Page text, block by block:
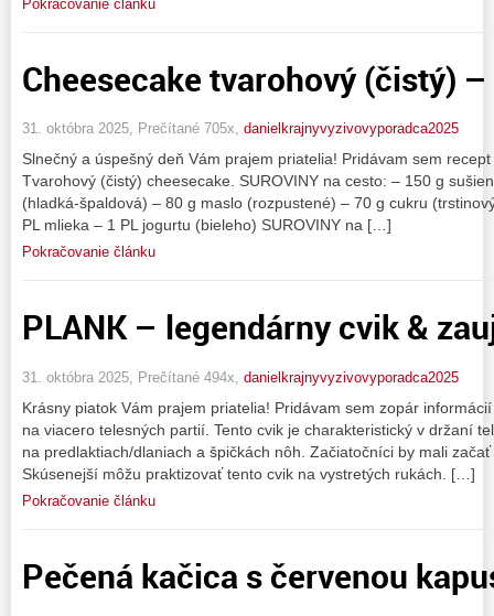
Pokračovanie článku
Cheesecake tvarohový (čistý) –
31. októbra 2025, Prečítané 705x, danielkrajnyvyzivovyporadca2025
Slnečný a úspešný deň Vám prajem priatelia! Pridávam sem
Tvarohový (čistý) cheesecake. SUROVINY na cesto: – 150 g
(hladká-špaldová) – 80 g maslo (rozpustené) – 70 g cukru
PL mlieka – 1 PL jogurtu (bieleho) SUROVINY na […]
Pokračovanie článku
PLANK – legendárny cvik &
31. októbra 2025, Prečítané 494x, danielkrajnyvyzivovyporadca2025
Krásny piatok Vám prajem priatelia! Pridávam sem zopár
na viacero telesných partií. Tento cvik je charakteristický v držaní
na predlaktiach/dlaniach a špičkách nôh. Začiatočníci by mali
Skúsenejší môžu praktizovať tento cvik na vystretých rukách. […]
Pokračovanie článku
Pečená kačica s červenou